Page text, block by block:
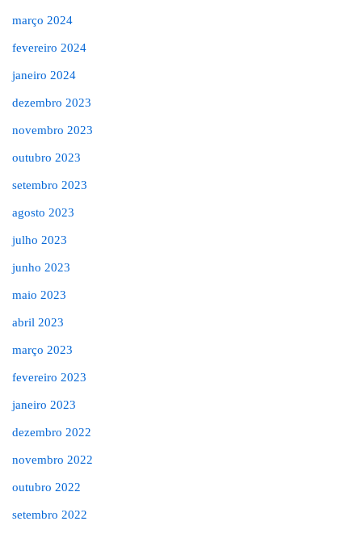
março 2024
fevereiro 2024
janeiro 2024
dezembro 2023
novembro 2023
outubro 2023
setembro 2023
agosto 2023
julho 2023
junho 2023
maio 2023
abril 2023
março 2023
fevereiro 2023
janeiro 2023
dezembro 2022
novembro 2022
outubro 2022
setembro 2022